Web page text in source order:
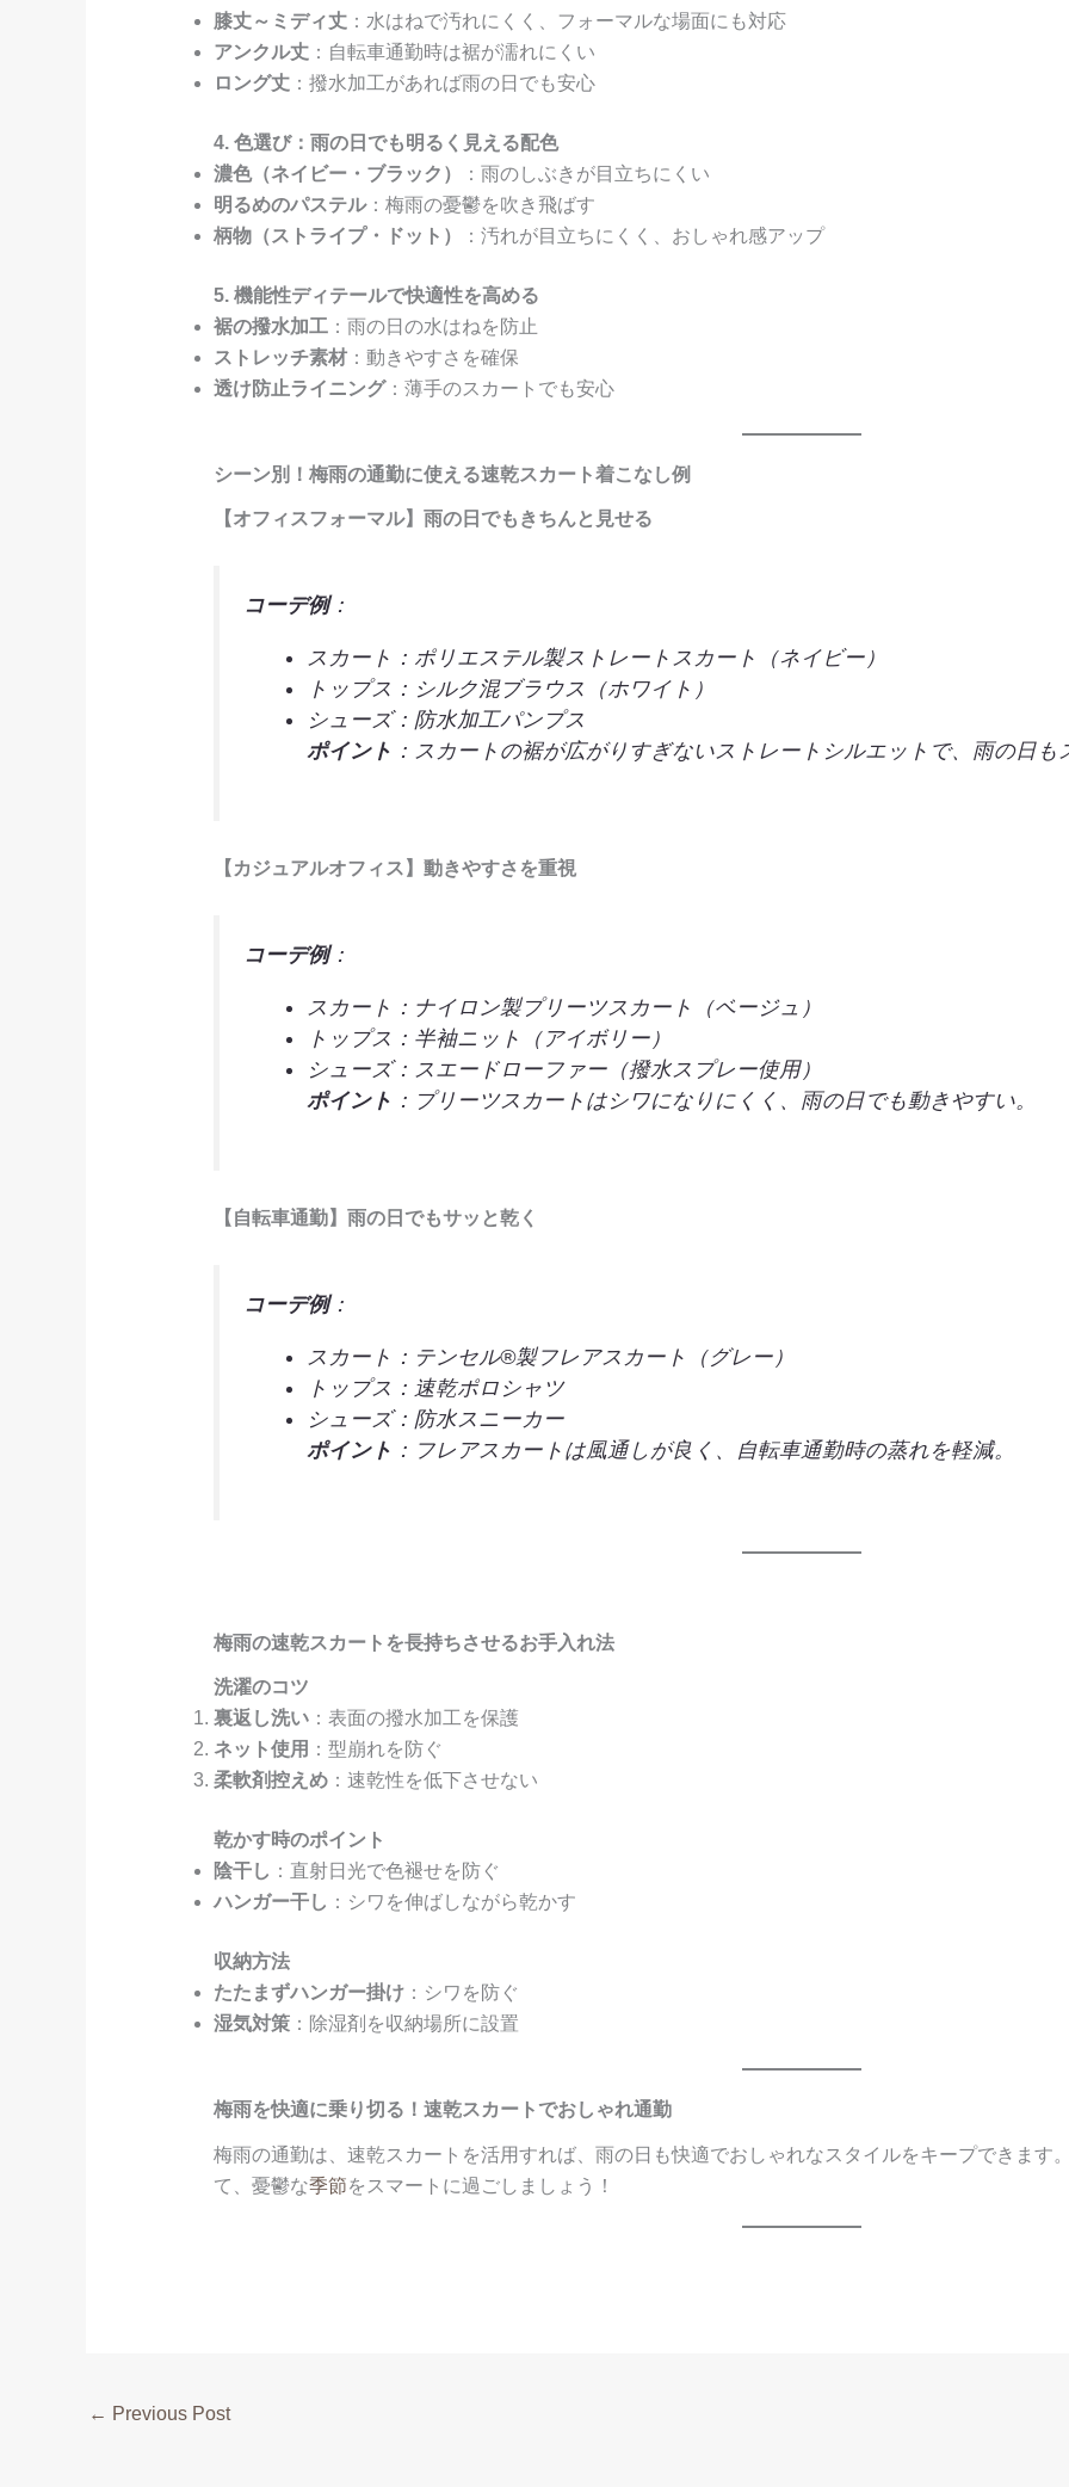
膝丈～ミディ丈：水はねで汚れにくく、フォーマルな場面にも対応
アンクル丈：自転車通勤時は裾が濡れにくい
ロング丈：撥水加工があれば雨の日でも安心
4. 色選び：雨の日でも明るく見える配色
濃色（ネイビー・ブラック）
：雨のしぶきが目立ちにくい
明るめのパステル：梅雨の憂鬱を吹き飛ばす
柄物（ストライプ・ドット）
：汚れが目立ちにくく、おしゃれ感アップ
5. 機能性ディテールで快適性を高める
裾の撥水加工：雨の日の水はねを防止
ストレッチ素材：動きやすさを確保
透け防止ライニング：薄手のスカートでも安心
シーン別！梅雨の通勤に使える速乾スカート着こなし例
【オフィスフォーマル】雨の日でもきちんと見せる
コーデ例：
スカート：ポリエステル製ストレートスカート（ネイビー）
トップス：シルク混ブラウス（ホワイト）
シューズ：防水加工パンプス
ポイント ：スカートの裾が広がりすぎないストレートシルエットで、雨の日も
【カジュアルオフィス】動きやすさを重視
コーデ例：
スカート：ナイロン製プリーツスカート（ベージュ）
トップス：半袖ニット（アイボリー）
シューズ：スエードローファー（撥水スプレー使用）
ポイント ：プリーツスカートはシワになりにくく、雨の日でも動きやすい。
【自転車通勤】雨の日でもサッと乾く
コーデ例：
スカート：テンセル®製フレアスカート（グレー）
トップス：速乾ポロシャツ
シューズ：防水スニーカー
ポイント ：フレアスカートは風通しが良く、自転車通勤時の蒸れを軽減。
梅雨の速乾スカートを長持ちさせるお手入れ法
洗濯のコツ
裏返し洗い：表面の撥水加工を保護
ネット使用 ：型崩れを防ぐ
柔軟剤控えめ：速乾性を低下させない
乾かす時のポイント
陰干し ：直射日光で色褪せを防ぐ
ハンガー干し ：シワを伸ばしながら乾かす
収納方法
たたまずハンガー掛け：シワを防ぐ
湿気対策：除湿剤を収納場所に設置
梅雨を快適に乗り切る！速乾スカートでおしゃれ通勤
梅雨の通勤は、速乾スカートを活用すれば、雨の日も快適でおしゃれなスタイルをキープできます
て、憂鬱な季節をスマートに過ごしましょう！
← Previous Post